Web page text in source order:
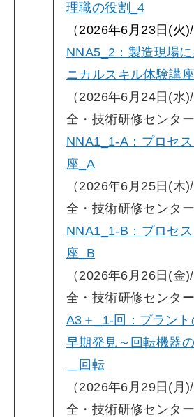
理職の役割_4
（2026年6月23日(火
NNA5_2：製造現場
ニカルスキル体験講
（2026年6月24日(水
全・技術研修センター
NNA1_1-A：プロセ
座_A
（2026年6月25日(木
全・技術研修センター
NNA1_1-B：プロセ
座_B
（2026年6月26日(金
全・技術研修センター
A3＋_1-回：プラン
早期発見～回転機器
＿回転
（2026年6月29日(月
全・技術研修センター